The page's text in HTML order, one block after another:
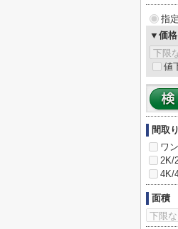
指
▼価格
値
間取り
ワ
2K/
4K/
面積